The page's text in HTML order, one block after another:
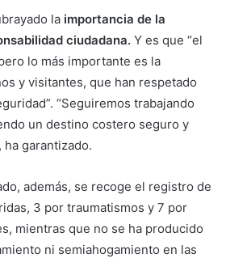
la importancia de la
ciudadana. Y es que “el
lo más importante es la
y visitantes, que han respetado
“Seguiremos trabajando
un destino costero seguro y
ha garantizado.
además, se recoge el registro de
3 por traumatismos y 7 por
mientras que no se ha producido
ni semiahogamiento en las